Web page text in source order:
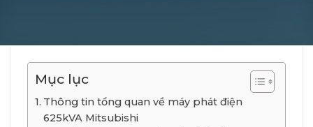
Mục lục
Thông tin tổng quan về máy phát điện
625kVA Mitsubishi